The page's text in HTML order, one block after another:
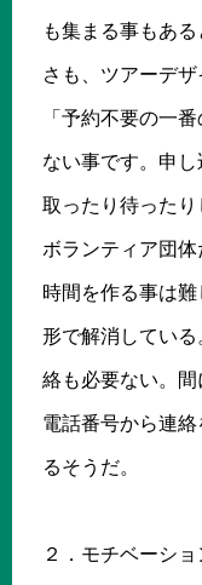
も集まる事もあ
さも、ツアーデザ
「予約不要の一
ない事です。申
取ったり待ったり
ボランティア団
時間を作る事は
形で解消してい
絡も必要ない。
電話番号から連
るそうだ。
２．モチベーシ